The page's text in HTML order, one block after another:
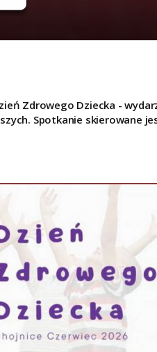
Zdrowego Dziecka -
Spotkanie skierowane